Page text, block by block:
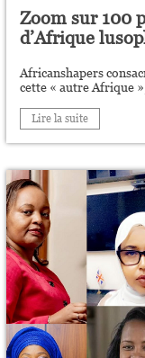
Zoom sur 100
d’Afrique
Africanshapers
cette « autre Afrique
Lire la suite